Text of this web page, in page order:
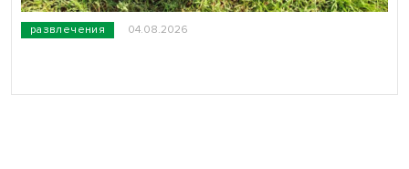
развлечения 04.08.2026